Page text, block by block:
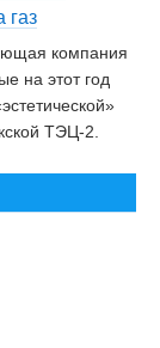
газ
компания
на этот год
ТЭЦ-2.